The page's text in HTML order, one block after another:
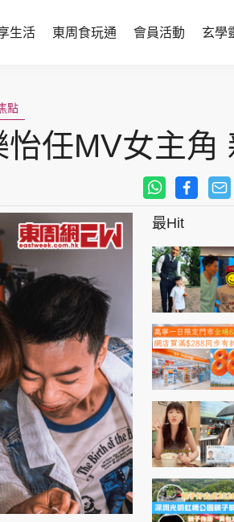
生活 東周食玩通 會員活動 玄學
尚生活
越女性
親子天
與寵同行
玄學靈異
勝運程
智富天下 李居明
機妙算 李丞責
來有理 麥玲玲
鬼靈精怪 威師兄
東周專
娛樂名
文化藝
時政財
健康生
飲食旅
點
任MV女主角
最Hit